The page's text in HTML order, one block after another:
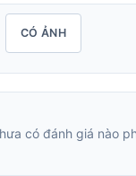
CÓ ẢNH
có đánh giá nào